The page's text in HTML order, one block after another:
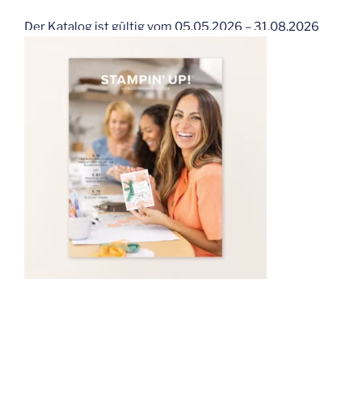
Der Katalog ist gültig vom 05.05.2026 – 31.08.2026